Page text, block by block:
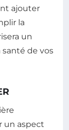
ajouter
la
un
de vos
un aspect